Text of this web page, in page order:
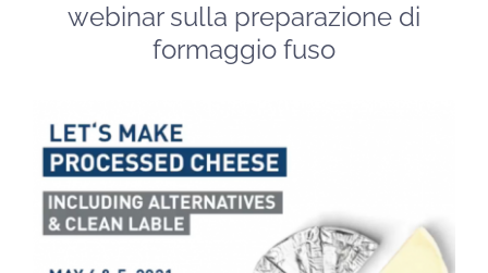
webinar sulla preparazione di
formaggio fuso